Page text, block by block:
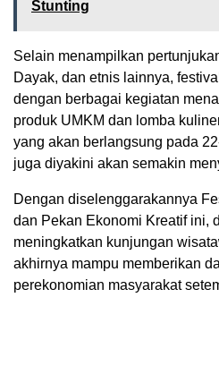
Stunting
Selain menampilkan
Dayak, dan etnis lainnya,
dengan berbagai kegiatan
produk UMKM dan lomba
yang akan berlangsung pada
juga diyakini akan semakin
Dengan diselenggarakannya
dan Pekan Ekonomi Kreatif ini,
meningkatkan kunjungan
akhirnya mampu memberikan
perekonomian masyarakat